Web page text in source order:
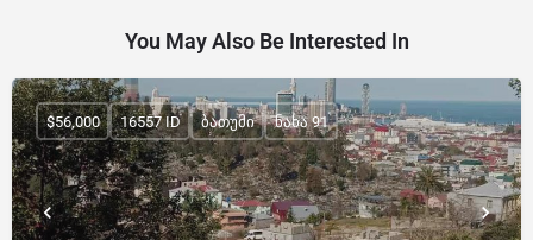
You May Also Be Interested In
$56,000 16557 ID ბათუმი ნახა 91